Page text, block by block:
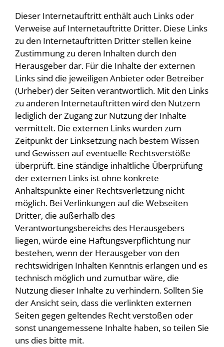
Dieser Internetauftritt enthält auch Links oder
Verweise auf Internetauftritte Dritter. Diese Links
zu den Internetauftritten Dritter stellen keine
Zustimmung zu deren Inhalten durch den
Herausgeber dar. Für die Inhalte der externen
Links sind die jeweiligen Anbieter oder Betreiber
(Urheber) der Seiten verantwortlich. Mit den Links
zu anderen Internetauftritten wird den Nutzern
lediglich der Zugang zur Nutzung der Inhalte
vermittelt. Die externen Links wurden zum
Zeitpunkt der Linksetzung nach bestem Wissen
und Gewissen auf eventuelle Rechtsverstöße
überprüft. Eine ständige inhaltliche Überprüfung
der externen Links ist ohne konkrete
Anhaltspunkte einer Rechtsverletzung nicht
möglich. Bei Verlinkungen auf die Webseiten
Dritter, die außerhalb des
Verantwortungsbereichs des Herausgebers
liegen, würde eine Haftungsverpflichtung nur
bestehen, wenn der Herausgeber von den
rechtswidrigen Inhalten Kenntnis erlangen und es
technisch möglich und zumutbar wäre, die
Nutzung dieser Inhalte zu verhindern. Sollten Sie
der Ansicht sein, dass die verlinkten externen
Seiten gegen geltendes Recht verstoßen oder
sonst unangemessene Inhalte haben, so teilen Sie
uns dies bitte mit.